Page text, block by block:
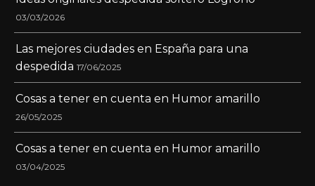
03/03/2026
Las mejores ciudades en España para una
despedida 17/06/2025
Cosas a tener en cuenta en Humor amarillo
26/05/2025
Cosas a tener en cuenta en Humor amarillo
03/04/2025